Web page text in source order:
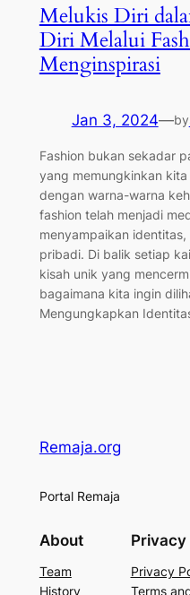
Melukis Diri
Diri Melalui
Menginspirasi
Jan 3, 2024—by
Fashion bukan sekadar
yang memungkinkan
dengan warna-warna
fashion telah menjadi
menyampaikan
pribadi. Di balik setiap
kisah unik yang
bagaimana kita ingin
Mengungkapkan
Remaja.org
Portal Remaja
About
Team
History
Privacy
Privacy
Terms